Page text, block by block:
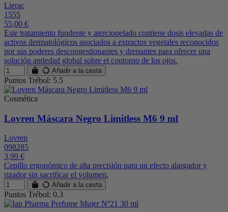
Lierac
1555
55,00 €
Este tratamiento fundente y aterciopelado contiene dosis elevadas de
activos dermatológicos asociados a extractos vegetales reconocidos
por sus poderes descongestionantes y drenantes para ofrecer una
solución antiedad global sobre el contorno de los ojos.
Añadir a la cesta
Puntos Trébol: 5.5
Cosmética
Lovren Máscara Negro Limitless M6 9 ml
Lovren
098285
3,99 €
Cepillo ergonómico de alta precisión para un efecto alargador y
rizador sin sacrificar el volumen.
Añadir a la cesta
Puntos Trébol: 0.3